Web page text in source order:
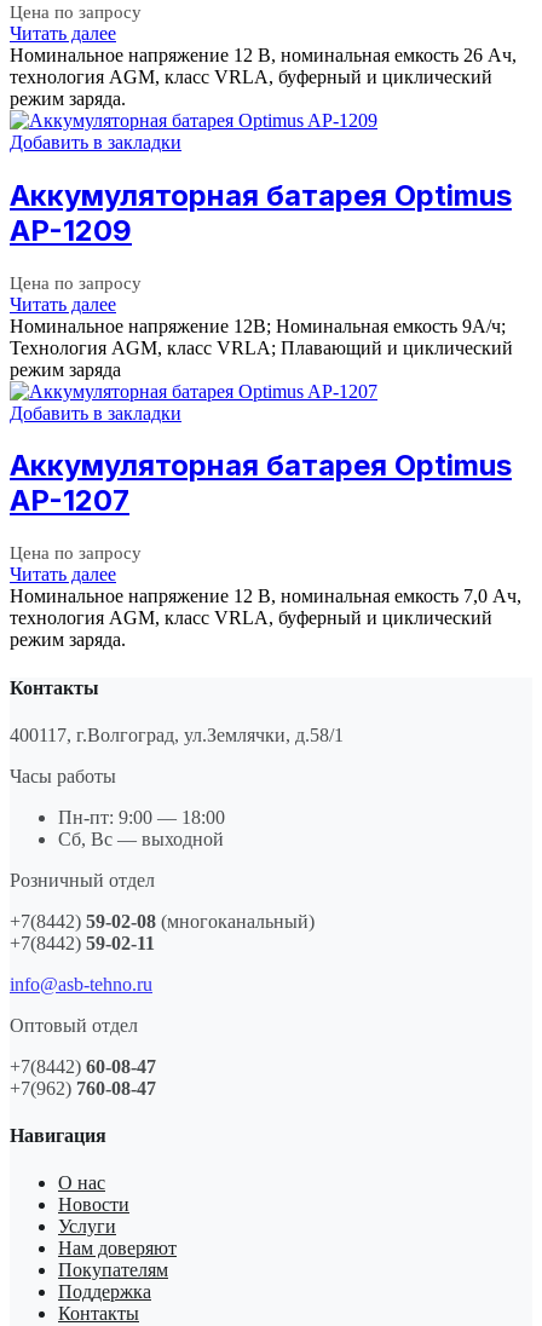
Цена по запросу
Читать далее
Номинальное напряжение 12 B, номинальная емкость 26 Aч,
технология AGM, класс VRLA, буферный и циклический
режим заряда.
Добавить в закладки
Аккумуляторная батарея Optimus
AP-1209
Цена по запросу
Читать далее
Номинальное напряжение 12B; Номинальная емкость 9A/ч;
Технология AGM, класс VRLA; Плавающий и циклический
режим заряда
Добавить в закладки
Аккумуляторная батарея Optimus
AP-1207
Цена по запросу
Читать далее
Номинальное напряжение 12 B, номинальная емкость 7,0 Aч,
технология AGM, класс VRLA, буферный и циклический
режим заряда.
Контакты
400117, г.Волгоград, ул.Землячки, д.58/1
Часы работы
Пн-пт: 9:00 — 18:00
Сб, Вс — выходной
Розничный отдел
+7(8442) 59-02-08 (многоканальный)
+7(8442) 59-02-11
info@asb-tehno.ru
Оптовый отдел
+7(8442) 60-08-47
+7(962) 760-08-47
Навигация
О нас
Новости
Услуги
Нам доверяют
Покупателям
Поддержка
Контакты